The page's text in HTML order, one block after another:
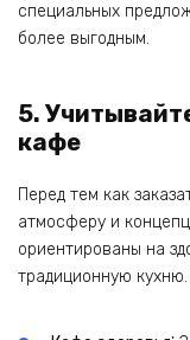
специальных
более выгодным.
5.
кафе
Перед тем как
атмосферу и
ориентированы на
традиционную